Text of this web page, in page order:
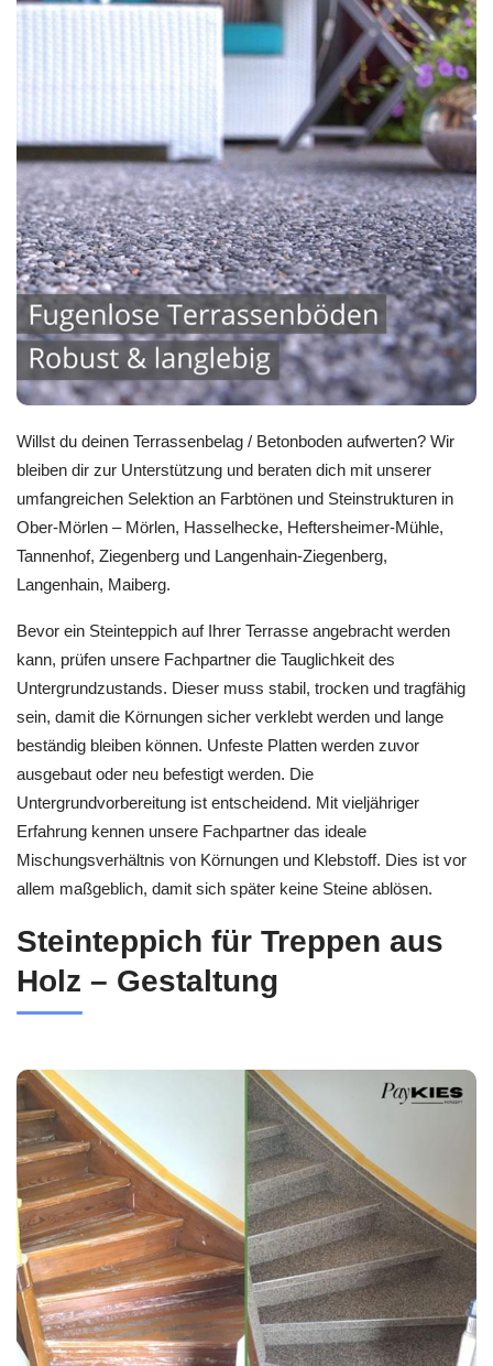
Willst du deinen Terrassenbelag / Betonboden aufwerten? Wir
bleiben dir zur Unterstützung und beraten dich mit unserer
umfangreichen Selektion an Farbtönen und Steinstrukturen in
Ober-Mörlen – Mörlen, Hasselhecke, Heftersheimer-Mühle,
Tannenhof, Ziegenberg und Langenhain-Ziegenberg,
Langenhain, Maiberg.
Bevor ein Steinteppich auf Ihrer Terrasse angebracht werden
kann, prüfen unsere Fachpartner die Tauglichkeit des
Untergrundzustands. Dieser muss stabil, trocken und tragfähig
sein, damit die Körnungen sicher verklebt werden und lange
beständig bleiben können. Unfeste Platten werden zuvor
ausgebaut oder neu befestigt werden. Die
Untergrundvorbereitung ist entscheidend. Mit vieljähriger
Erfahrung kennen unsere Fachpartner das ideale
Mischungsverhältnis von Körnungen und Klebstoff. Dies ist vor
allem maßgeblich, damit sich später keine Steine ablösen.
Steinteppich für Treppen aus
Holz – Gestaltung